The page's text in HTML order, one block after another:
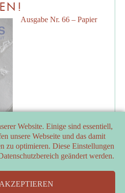
Ausgabe Nr. 66 – Papier
Website. Einige sind essentiell,
unsere Webseite und das damit
zu optimieren. Diese Einstellungen
geändert werden.